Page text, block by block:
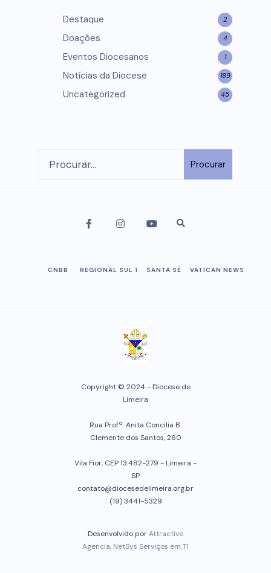
Destaque 2
Doações 4
Eventos Diocesanos 1
Notícias da Diocese 189
Uncategorized 45
Procurar
CNBB REGIONAL SUL 1 SANTA SÉ VATICAN NEWS
Copyright © 2024 - Diocese de
Limeira
Rua Profª. Anita Concilia B.
Clemente dos Santos, 260
Vila Fior, CEP 13.482-279 - Limeira -
SP
contato@diocesedelimeira.org.br
(19) 3441-5329
Desenvolvido porAttractive
Agencia, NetSys Serviços em TI